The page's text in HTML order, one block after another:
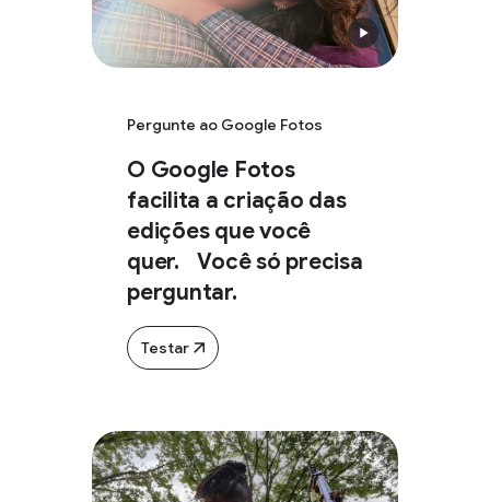
Pergunte ao Google Fotos
O Google Fotos
facilita a criação das
edições que você
quer. Você só precisa
perguntar.
Testar